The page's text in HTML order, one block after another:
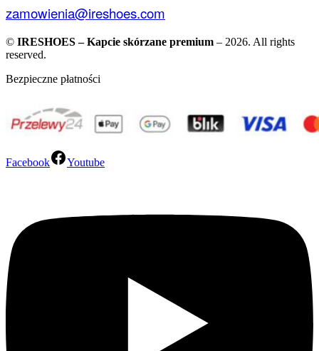
zamowienia@ireshoes.com
© IRESHOES – Kapcie skórzane premium – 2026. All rights
reserved.
Bezpieczne płatności
Facebook Youtube